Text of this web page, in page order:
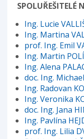
SPOLUŘEŠITELÉ
Ing. Lucie
Ing. Martina
prof. Ing. Emil
Ing. Martin
Ing. Alena
doc. Ing.
Ing. Radovan
Ing. Veronika
doc. Ing. Jana
Ing. Pavlína
prof. Ing. Lilia